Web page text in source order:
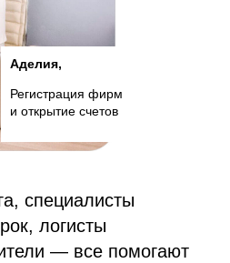
Аделия,
Регистрация фирм
и открытие счетов
специалисты
логисты
— все помогают